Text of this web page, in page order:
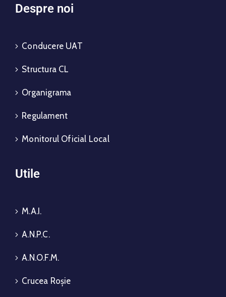
Despre noi
Conducere UAT
Structura CL
Organigrama
Regulament
Monitorul Oficial Local
Utile
M.A.I.
A.N.P.C.
A.N.O.F.M.
Crucea Roșie